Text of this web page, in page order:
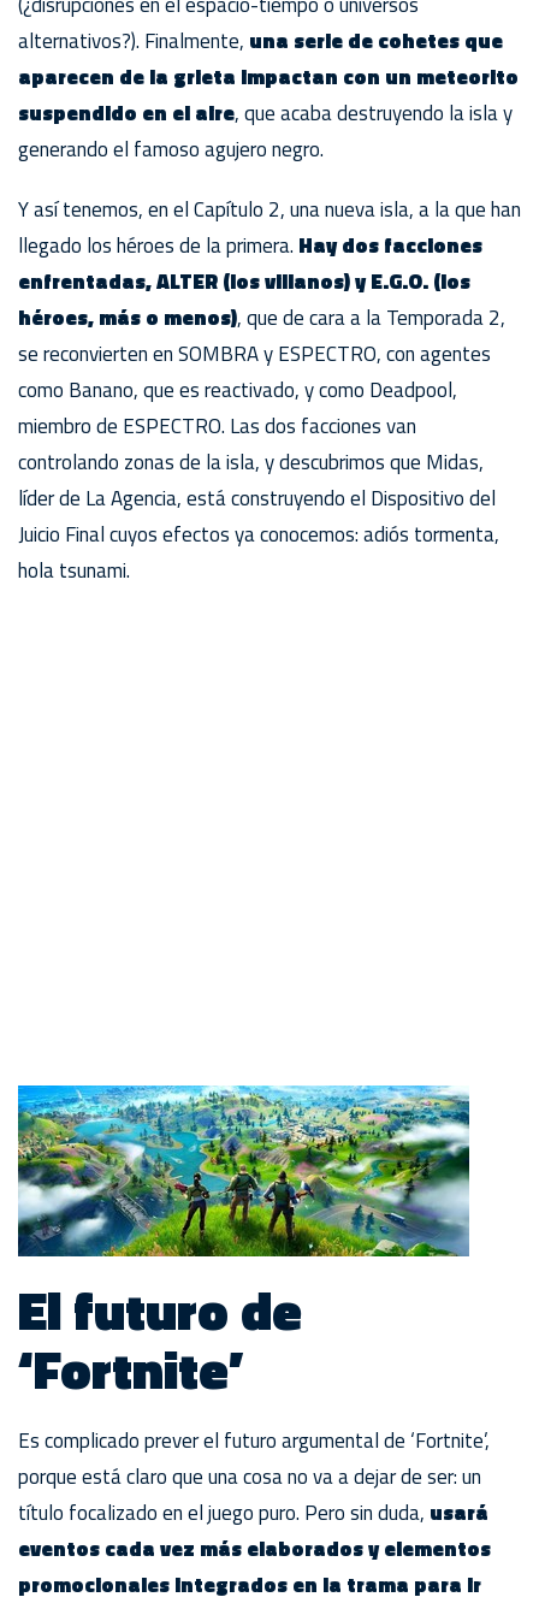
alternativos?). Finalmente, una serie de cohetes que
aparecen de la grieta impactan con un meteorito
suspendido en el aire, que acaba destruyendo la isla y
generando el famoso agujero negro.
Y así tenemos, en el Capítulo 2, una nueva isla, a la que han
llegado los héroes de la primera. Hay dos facciones
enfrentadas, ALTER (los villanos) y E.G.O. (los
héroes, más o menos), que de cara a la Temporada 2,
se reconvierten en SOMBRA y ESPECTRO, con agentes
como Banano, que es reactivado, y como Deadpool,
miembro de ESPECTRO. Las dos facciones van
controlando zonas de la isla, y descubrimos que Midas,
líder de La Agencia, está construyendo el Dispositivo del
Juicio Final cuyos efectos ya conocemos: adiós tormenta,
hola tsunami.
El futuro de
‘Fortnite’
Es complicado prever el futuro argumental de ‘Fortnite’,
porque está claro que una cosa no va a dejar de ser: un
título focalizado en el juego puro. Pero sin duda, usará
eventos cada vez más elaborados y elementos
promocionales integrados en la trama para ir